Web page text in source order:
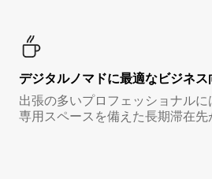
デジタルノマド⁠に最⁠適⁠なビ⁠ジ⁠ネ⁠
出張の多いプロフェッショナル
専用スペースを備えた長期滞在先